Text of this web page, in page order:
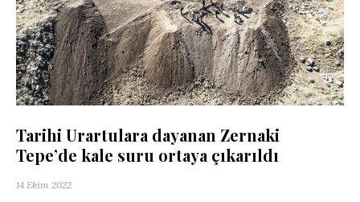
Tarihi Urartulara dayanan Zernaki
Tepe’de kale suru ortaya çıkarıldı
14 Ekim 2022